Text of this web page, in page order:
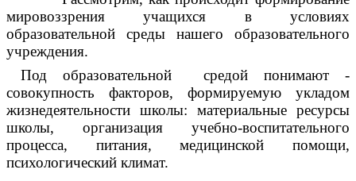
мировоззрения учащихся в условиях
образовательной среды нашего образовательного
учреждения.
Под образовательной средой понимают
-
совокупность факторов, формируемую укладом
жизнедеятельности школы: материальные ресурсы
школы, организация учебно-воспитательного
процесса, питания, медицинской помощи,
психологический климат.